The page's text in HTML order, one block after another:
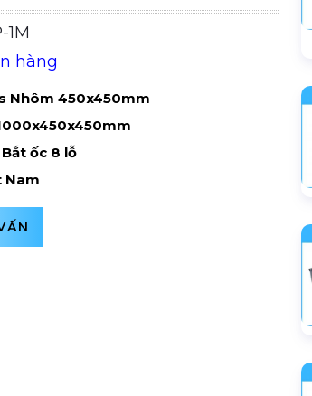
1M
hàng
Nhôm 450x450mm
ốc 8 lỗ
Nam